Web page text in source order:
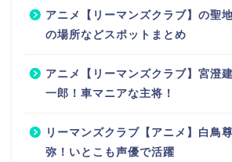
アニメ【リーマンズクラブ】の聖
の場所などスポットまとめ
アニメ【リーマンズクラブ】宮澄
一郎！車マニアな主将！
リーマンズクラブ【アニメ】白鳥
弥！いとこも声優で活躍